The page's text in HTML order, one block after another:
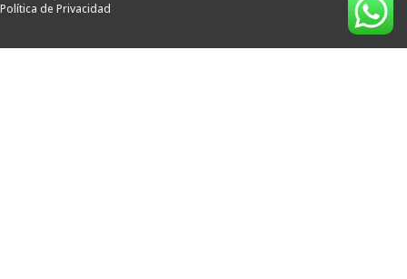
Política de Privacidad